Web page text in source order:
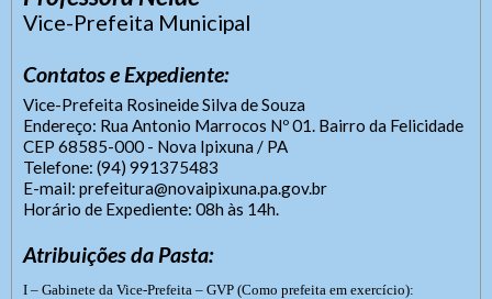
Vice-Prefeita Municipal
Contatos e Expediente:
Vice-Prefeita Rosineide Silva de Souza
Endereço: Rua Antonio Marrocos Nº 01. Bairro da Felicidade
CEP 68585-000 - Nova Ipixuna / PA
Telefone: (94) 991375483
E-mail: prefeitura@novaipixuna.pa.gov.br
Horário de Expediente: 08h às 14h.
Atribuições da Pasta:
I – Gabinete da Vice-Prefeita – GVP (Como prefeita em exercício):
A
Aumentar a fonte: Clique na
letra A+
Diminuir a fonte: Clique na
letra A-
Layout
Senha
Jéssica Garces
Rua Antônio Marrocos Nº 01
CEP 68585-000 - Nova Ipixuna / PA
ouvidoria@novaipixuna.pa.gov.br
Fone: (094) 99297-6193
Expediente das 8h às 14h